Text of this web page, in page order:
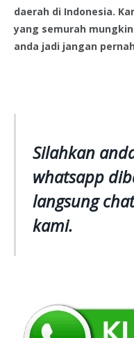
daerah di Indonesia.
yang semurah
anda jadi jangan
Silahkan
whatsapp
langsung
kami.